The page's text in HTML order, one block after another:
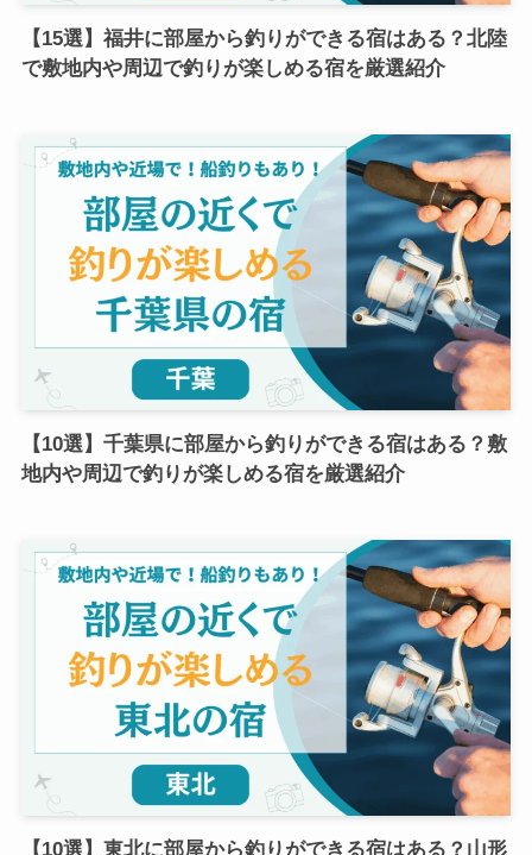
【15選】福井に部屋から釣りができる宿はある？北陸
で敷地内や周辺で釣りが楽しめる宿を厳選紹介
【10選】千葉県に部屋から釣りができる宿はある？敷
地内や周辺で釣りが楽しめる宿を厳選紹介
【10選】東北に部屋から釣りができる宿はある？山形